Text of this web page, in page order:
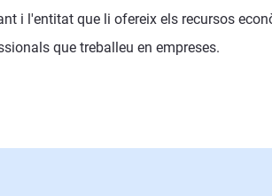
i l'entitat que li ofereix els recursos
que treballeu en empreses.